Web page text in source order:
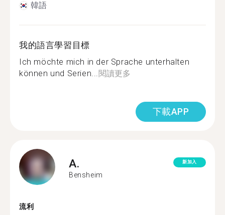
韓語
我的語言學習目標
Ich möchte mich in der Sprache unterhalten
können und Serien...閱讀更多
下載APP
A.
Bensheim
新加入
流利